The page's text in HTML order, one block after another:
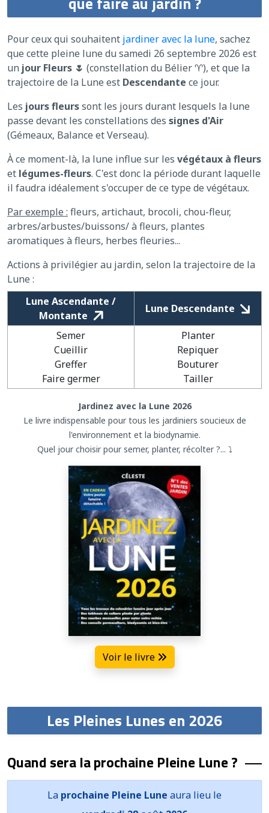
Pour ceux qui souhaitent jardiner avec la lune, sachez
que cette pleine lune du samedi 26 septembre 2026 est
un jour Fleurs 🌷 (constellation du Bélier ♈), et que la
trajectoire de la Lune est Descendante ce jour.
Les jours fleurssont les jours durant lesquels la lune
passe devant les constellations des signes d'Air
(Gémeaux, Balance et Verseau).
À ce moment-là, la lune influe sur les végétaux à fleurs
et légumes-fleurs. C'est donc la période durant laquelle
il faudra idéalement s'occuper de ce type de végétaux.
Par exemple : fleurs, artichaut, brocoli, chou-fleur,
arbres/arbustes/buissons/ à fleurs, plantes
aromatiques à fleurs, herbes fleuries...
Actions à privilégier au jardin, selon la trajectoire de la
Lune :
Lune Ascendante /
Montante
Lune Descendante
Semer
Cueillir
Greffer
Faire germer
Planter
Repiquer
Bouturer
Tailler
Jardinez avec la Lune 2026
Le livre indispensable pour tous les jardiniers soucieux de
l'environnement et la biodynamie.
Quel jour choisir pour semer, planter, récolter ?... ⤵
Voir le livre
Les Pleines Lunes en 2026
Quand sera la prochaine Pleine Lune ?
La prochaine Pleine Lune aura lieu le